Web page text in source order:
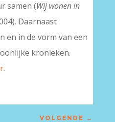
samen (Wij wonen in
Daarnaast
en in de vorm van een
kronieken.
.
VOLGENDE →